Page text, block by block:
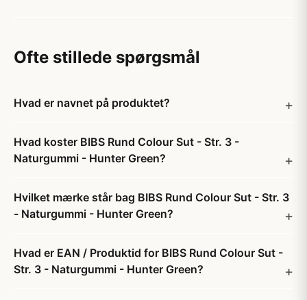
Ofte stillede spørgsmål
Hvad er navnet på produktet?
Hvad koster BIBS Rund Colour Sut - Str. 3 -
Naturgummi - Hunter Green?
Hvilket mærke står bag BIBS Rund Colour Sut - Str. 3
- Naturgummi - Hunter Green?
Hvad er EAN / Produktid for BIBS Rund Colour Sut -
Str. 3 - Naturgummi - Hunter Green?